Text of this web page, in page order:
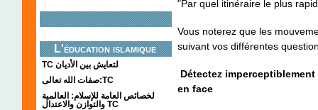
L'éducation islamique
TC لتعايش بين الأديان
صفات الله تعالى:TC
لخصائص العامة للإسلام: العالمية
والتوازن والاعتدال TC
"Par quel itinéraire le plus
Vous noterez que les
suivant vos différentes
Détectez
en face